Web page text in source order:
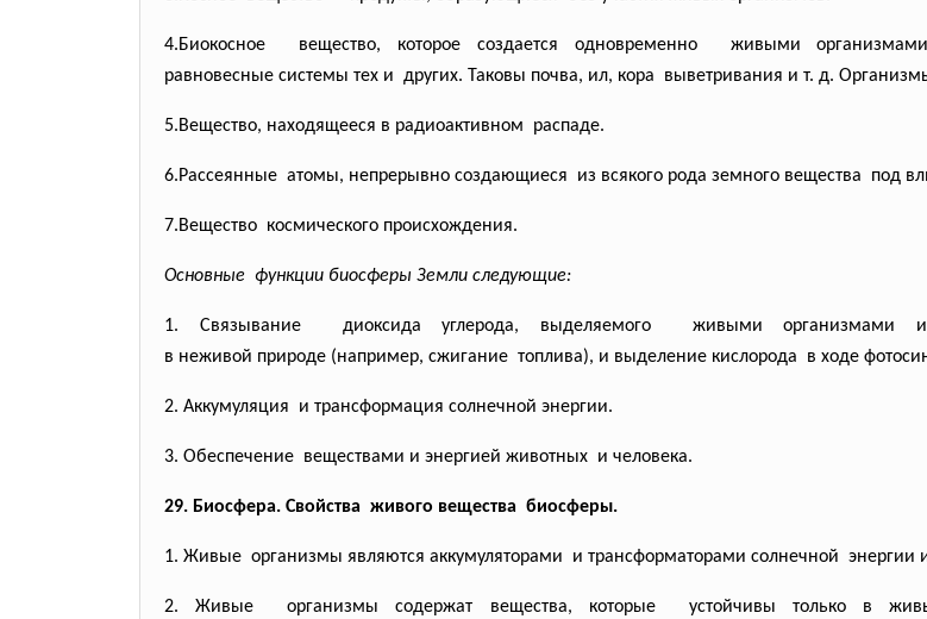
4.Биокосное вещество, которое создается одновременно живыми
равновесные системы тех и других. Таковы почва, ил, кора выветривания и т. д.
5.Вещество, находящееся в радиоактивном распаде.
6.Рассеянные атомы, непрерывно создающиеся из всякого рода земного вещества под
7.Вещество космического происхождения.
Основные функции биосферы Земли следующие:
1. Связывание диоксида углерода, выделяемого живыми
в неживой природе (например, сжигание топлива), и выделение кислорода в ходе
2. Аккумуляция и трансформация солнечной энергии.
3. Обеспечение веществами и энергией животных и человека.
29. Биосфера. Свойства живого вещества биосферы.
1. Живые организмы являются аккумуляторами и трансформаторами солнечной энергии
2. Живые организмы содержат вещества, которые устойчивы только в